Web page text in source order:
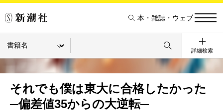
本・雑誌・ウェブ
詳細検索
それでも僕は東大に合格したかった
─偏差値35からの大逆転─